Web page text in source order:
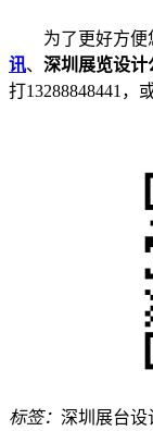
为了更好方便
讯、 深圳展览设计
打13288848441，
标签： 深圳展台设